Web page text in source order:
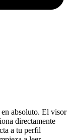
absoluto. El visor
directamente
a tu perfil